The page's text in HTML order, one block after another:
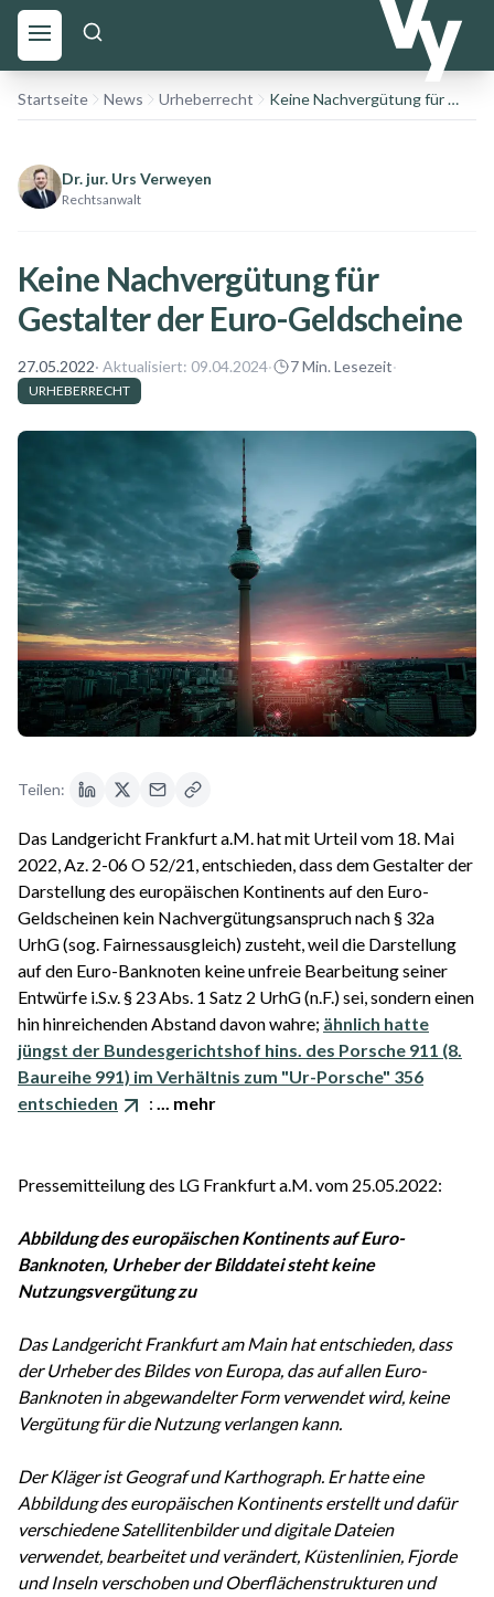
Startseite News Urheberrecht Keine Nachvergütung für Gestalter der Euro-Geldscheine
Dr. jur. Urs Verweyen
Rechtsanwalt
Keine Nachvergütung für
Gestalter der Euro-Geldscheine
27.05.2022· Aktualisiert: 09.04.2024· 7Min. Lesezeit·
URHEBERRECHT
Teilen:
Das Landgericht Frankfurt a.M. hat mit Urteil vom 18. Mai
2022, Az. 2-06 O 52/21, entschieden, dass dem Gestalter der
Darstellung des europäischen Kontinents auf den Euro-
Geldscheinen kein Nachvergütungsanspruch nach § 32a
UrhG (sog. Fairnessausgleich) zusteht, weil die Darstellung
auf den Euro-Banknoten keine unfreie Bearbeitung seiner
Entwürfe i.S.v. § 23 Abs. 1 Satz 2 UrhG (n.F.) sei, sondern einen
hin hinreichenden Abstand davon wahre; ähnlich hatte
jüngst der Bundesgerichtshof hins. des Porsche 911 (8.
Baureihe 991) im Verhältnis zum "Ur-Porsche" 356
entschieden
: ... mehr
Pressemitteilung des LG Frankfurt a.M. vom 25.05.2022:
Abbildung des europäischen Kontinents auf Euro-
Banknoten, Urheber der Bilddatei steht keine
Nutzungsvergütung zu
Das Landgericht Frankfurt am Main hat entschieden, dass
der Urheber des Bildes von Europa, das auf allen Euro-
Banknoten in abgewandelter Form verwendet wird, keine
Vergütung für die Nutzung verlangen kann.
Der Kläger ist Geograf und Karthograph. Er hatte eine
Abbildung des europäischen Kontinents erstellt und dafür
verschiedene Satellitenbilder und digitale Dateien
verwendet, bearbeitet und verändert, Küstenlinien, Fjorde
und Inseln verschoben und Oberflächenstrukturen und